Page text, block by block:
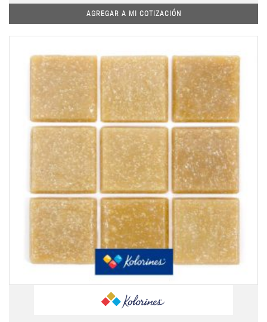
AGREGAR A MI COTIZACIÓN